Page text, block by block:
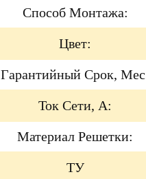
Способ Монтажа:
Цвет:
Гарантийный Срок,
Ток Сети, А:
Материал Решетки:
ТУ